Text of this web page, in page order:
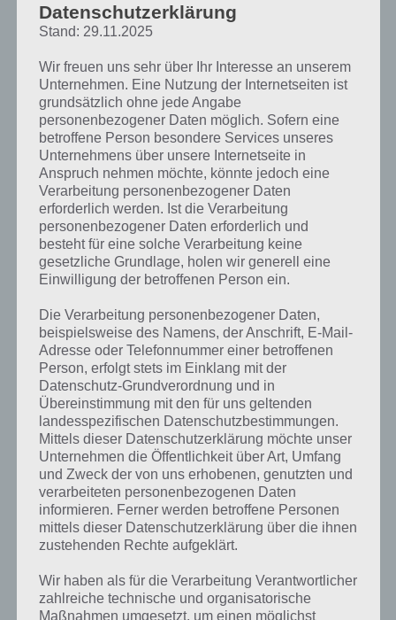
Kurze Begriffserklärung zur Lösung
Monitor
Monitor ist die Lösung für das tägliche Rätsel am 14. November 2017
in 4 Bilder 1 Wort, doch welche Bedeutung hat dieses eigentlich?
Der Begriff Monitor kommt eigentlich aus dem lateinischen
„monere“ und bedeutet übersetzt soviel wie ermahnen oder
warnen. Doch eigentlich hat es damit nichts zu tun, was wir in aller
Regel mit einem Monitor verbinden: Allgemein ein elektronisches
Anzeigegerät als Synonym zu Bildschirm. So spricht man dann auch
beispielsweise vom Computermonitor. Früher bestanden diese
Monitor kann auch das englische Monitoring bedeuten. Hierbei
Datenschutzerklärung
Stand: 29.11.2025
Wir freuen uns sehr über Ihr Interesse an unserem
Unternehmen. Eine Nutzung der Internetseiten ist
grundsätzlich ohne jede Angabe
personenbezogener Daten möglich. Sofern eine
betroffene Person besondere Services unseres
Unternehmens über unsere Internetseite in
Anspruch nehmen möchte, könnte jedoch eine
Verarbeitung personenbezogener Daten
erforderlich werden. Ist die Verarbeitung
personenbezogener Daten erforderlich und
besteht für eine solche Verarbeitung keine
gesetzliche Grundlage, holen wir generell eine
Einwilligung der betroffenen Person ein.
Die Verarbeitung personenbezogener Daten,
beispielsweise des Namens, der Anschrift, E-Mail-
Adresse oder Telefonnummer einer betroffenen
Person, erfolgt stets im Einklang mit der
Datenschutz-Grundverordnung und in
Übereinstimmung mit den für uns geltenden
landesspezifischen Datenschutzbestimmungen.
Mittels dieser Datenschutzerklärung möchte unser
Unternehmen die Öffentlichkeit über Art, Umfang
und Zweck der von uns erhobenen, genutzten und
verarbeiteten personenbezogenen Daten
informieren. Ferner werden betroffene Personen
mittels dieser Datenschutzerklärung über die ihnen
zustehenden Rechte aufgeklärt.
Wir haben als für die Verarbeitung Verantwortlicher
zahlreiche technische und organisatorische
Maßnahmen umgesetzt, um einen möglichst